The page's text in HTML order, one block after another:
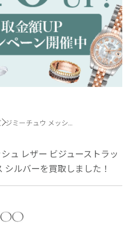
ジミーチュウ メッシ...
ュ レザー ビジューストラッ
シルバーを買取しました！